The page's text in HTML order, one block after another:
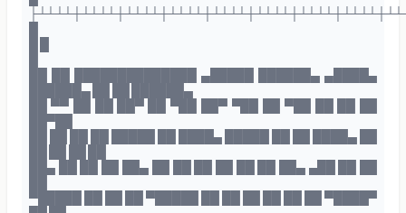
██ ██ ██████████████ ▄█████ ██████▄ ▄████▄
██████▄ ██ ██ ██████▄
██ ▀▀ ██ ██ ██▀ ██ ▀██ ██▀ ▀██ ██ ▀██ ██ ██ ██
██▀██
██ ██ ██ ██ █████ ██ ████▄ █████ ██ ██ ████▄ ██
██▄ ██ ██ ██ ██▄ ██ ██ ██ ██ ██ ██ ██▄ ▄██ ██ ██
▀█████ ██ ██ ██ ▀█████ ██ ██ ██ ██ ██ ██ ▀████▀